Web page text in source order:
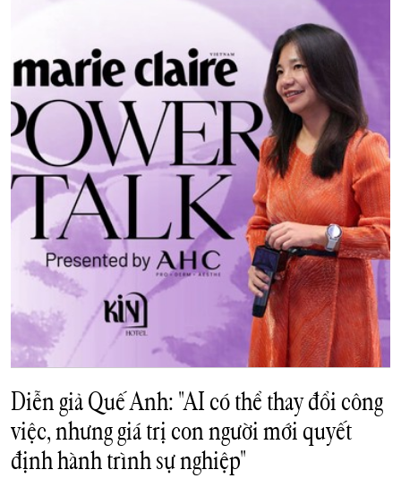
Diễn giả Quế Anh: "AI có thể thay đổi công
việc, nhưng giá trị con người mới quyết
định hành trình sự nghiệp"